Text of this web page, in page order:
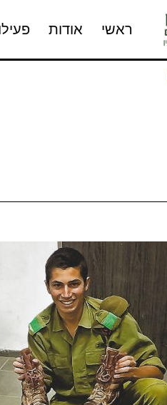
ראשי אודות